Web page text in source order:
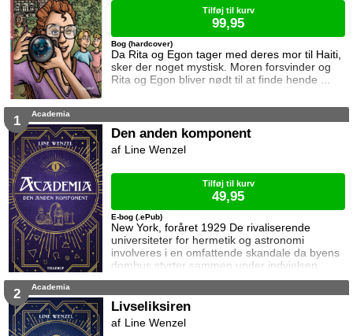
Da Rita og Egon tager med deres mor til Haiti,
sker der noget mystisk. Moren forsvinder og
Rita og Egon bliver nødt til at finde hende ...
Bog (hardcover)
Tilføj til kurv
99,95
1 Academia
Den anden komponent
New York, foråret 1929 De rivaliserende
universiteter for hermetik og astronomi
involveres i en omfattende skandale da byens
domhus styrter sammen under indvielsen.
Hermetikereleven, Nia Himlan, bliver efter
universiteternes rolle i sagen sammen med
fjerdegenerations-hermetiker mens Aden er
E-bog (.ePub)
Line Wenzel
Tilføj til kurv
49,95
2 Academia
Livseliksiren
Line Wenzel